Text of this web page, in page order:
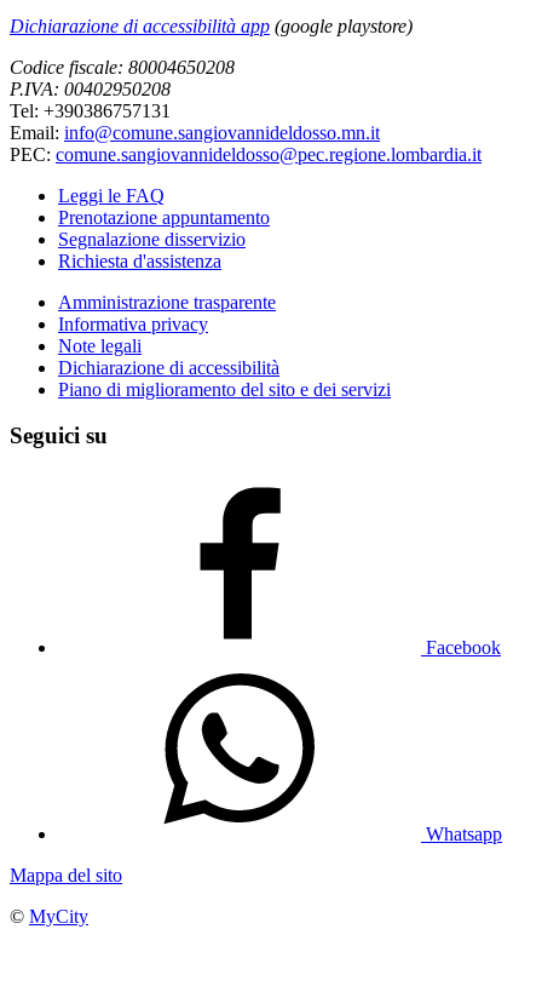
Dichiarazione di accessibilità app (google playstore)
Codice fiscale: 80004650208
P.IVA: 00402950208
Tel: +390386757131
Email: info@comune.sangiovannideldosso.mn.it
PEC: comune.sangiovannideldosso@pec.regione.lombardia.it
Leggi le FAQ
Prenotazione appuntamento
Segnalazione disservizio
Richiesta d'assistenza
Amministrazione trasparente
Informativa privacy
Note legali
Dichiarazione di accessibilità
Piano di miglioramento del sito e dei servizi
Seguici su
Facebook
Whatsapp
Mappa del sito
© MyCity